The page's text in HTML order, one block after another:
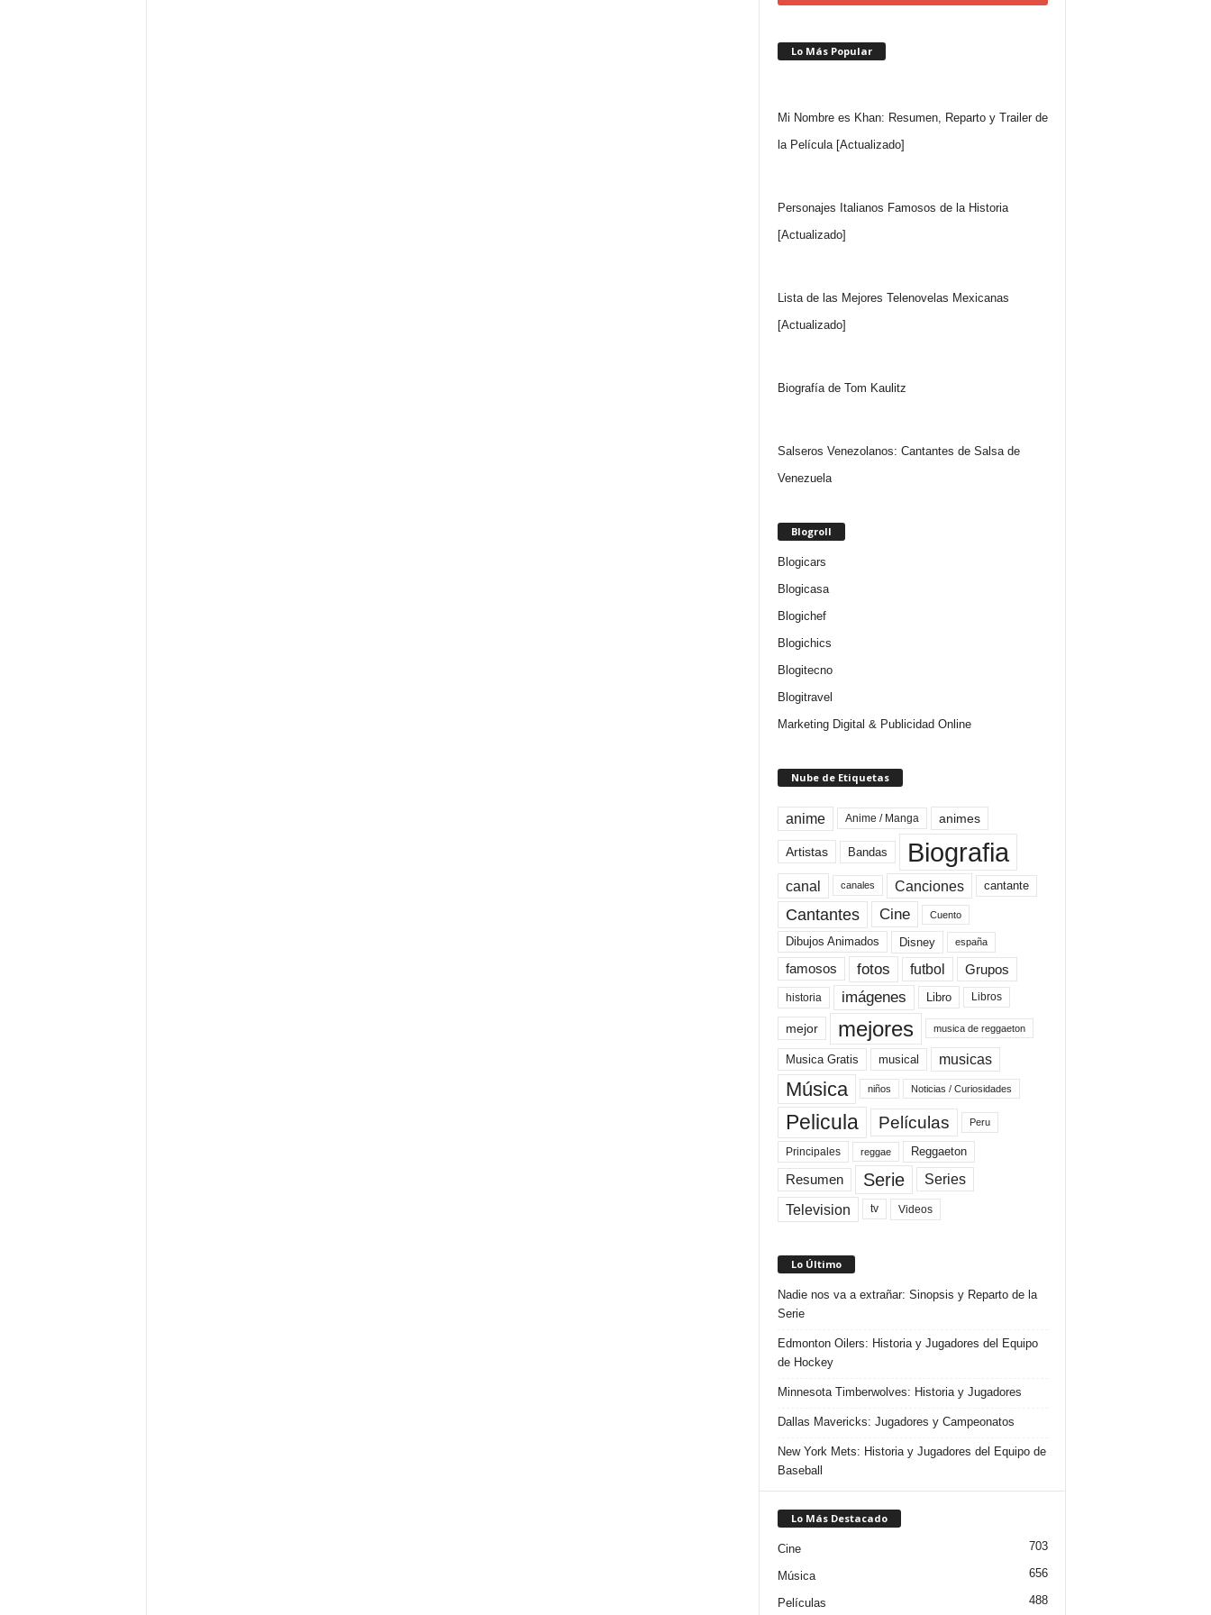
Lo Más Popular
Mi Nombre es Khan: Resumen, Reparto y Trailer de
la Película [Actualizado]
Personajes Italianos Famosos de la Historia
[Actualizado]
Lista de las Mejores Telenovelas Mexicanas
[Actualizado]
Biografía de Tom Kaulitz
Salseros Venezolanos: Cantantes de Salsa de
Venezuela
Blogroll
Blogicars
Blogicasa
Blogichef
Blogichics
Blogitecno
Blogitravel
Marketing Digital & Publicidad Online
Nube de Etiquetas
anime Anime / Manga animes
Artistas Bandas Biografia
canal canales Canciones cantante
Cantantes Cine Cuento
Dibujos Animados Disney españa
famosos fotos futbol Grupos
historia imágenes Libro Libros
mejor mejores musica de reggaeton
Musica Gratis musical musicas
Música niños Noticias / Curiosidades
Pelicula Películas Peru
Principales reggae Reggaeton
Resumen Serie Series
Television tv Videos
Lo Último
Nadie nos va a extrañar: Sinopsis y Reparto de la
Serie
Edmonton Oilers: Historia y Jugadores del Equipo
de Hockey
Minnesota Timberwolves: Historia y Jugadores
Dallas Mavericks: Jugadores y Campeonatos
New York Mets: Historia y Jugadores del Equipo de
Baseball
Lo Más Destacado
Cine 703
Música 656
Películas 488